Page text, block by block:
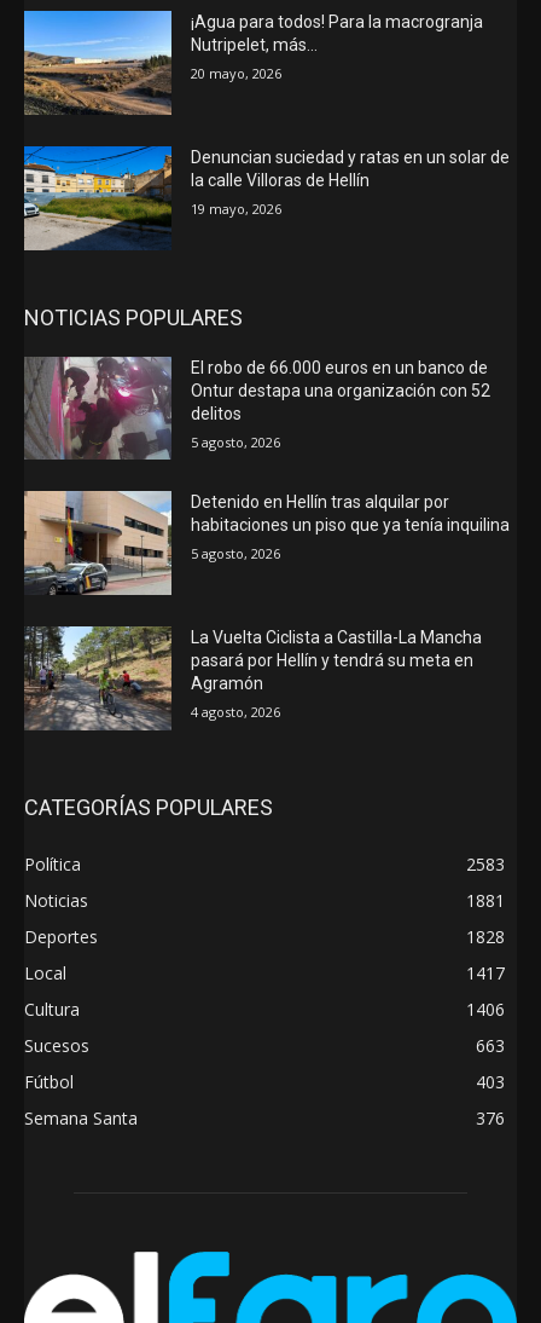
¡Agua para todos! Para la macrogranja
Nutripelet, más…
20 mayo, 2026
Denuncian suciedad y ratas en un solar de
la calle Villoras de Hellín
19 mayo, 2026
NOTICIAS POPULARES
El robo de 66.000 euros en un banco de
Ontur destapa una organización con 52
delitos
5 agosto, 2026
Detenido en Hellín tras alquilar por
habitaciones un piso que ya tenía inquilina
5 agosto, 2026
La Vuelta Ciclista a Castilla-La Mancha
pasará por Hellín y tendrá su meta en
Agramón
4 agosto, 2026
CATEGORÍAS POPULARES
Política
2583
Noticias
1881
Deportes
1828
Local
1417
Cultura
1406
Sucesos
663
Fútbol
403
Semana Santa
376